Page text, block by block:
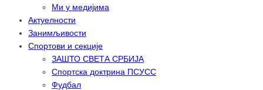
Ми у медијима
Актуелности
Занимљивости
Спортови и секције
ЗАШТО СВЕТА СРБИЈА
Спортска доктрина ПСУСС
Фудбал